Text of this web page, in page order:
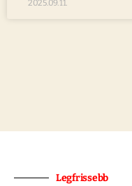
2025.09.11.
Legfrissebb